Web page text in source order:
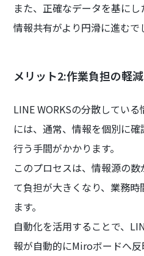
また、正確なデータを基にし
情報共有がより円滑に進むで
メリット2:作業負担の軽減
LINE WORKSの分散してい
には、通常、情報を個別に
行う手間がかかります。
このプロセスは、情報源の
て負担が大きくなり、業務
ます。
自動化を活用することで、
報が自動的にMiroボードへ